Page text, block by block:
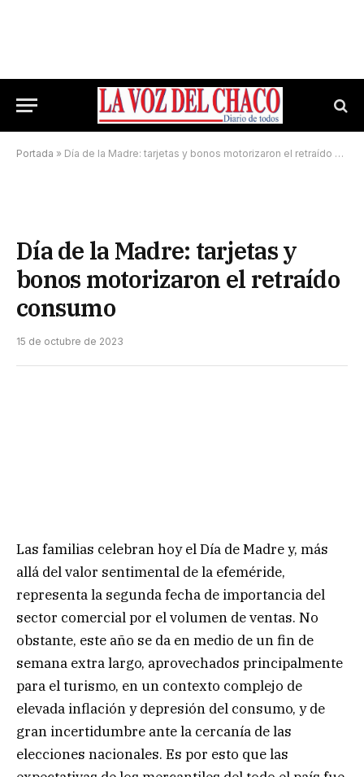
Portada » Día de la Madre: tarjetas y bonos motorizaron el retraído consumo
Día de la Madre: tarjetas y
bonos motorizaron el retraído
consumo
15 de octubre de 2023
Las familias celebran hoy el Día de Madre y, más
allá del valor sentimental de la efeméride,
representa la segunda fecha de importancia del
sector comercial por el volumen de ventas. No
obstante, este año se da en medio de un fin de
semana extra largo, aprovechados principalmente
para el turismo, en un contexto complejo de
elevada inflación y depresión del consumo, y de
gran incertidumbre ante la cercanía de las
elecciones nacionales. Es por esto que las